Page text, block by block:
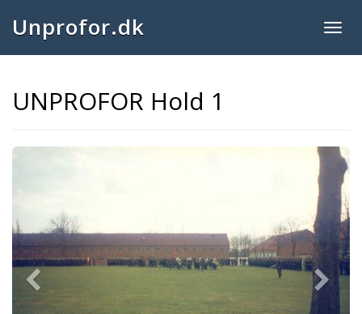
Unprofor.dk
UNPROFOR Hold 1
Previous Next